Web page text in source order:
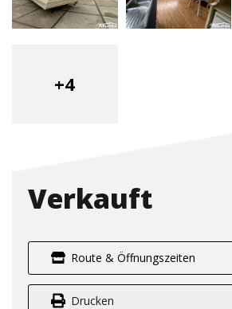
+4
Verkauft
Route & Öffnungszeiten
Drucken